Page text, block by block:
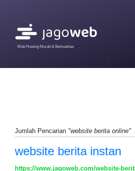
Web Hosting Murah & Berkualitas
Jumlah Pencarian "website berita online"
website berita instan
https://www.jagoweb.com/website-